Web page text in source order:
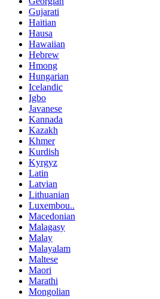
Gujarati
Haitian
Hausa
Hawaiian
Hebrew
Hmong
Hungarian
Icelandic
Igbo
Javanese
Kannada
Kazakh
Khmer
Kurdish
Kyrgyz
Latin
Latvian
Lithuanian
Luxembou..
Macedonian
Malagasy
Malay
Malayalam
Maltese
Maori
Marathi
Mongolian